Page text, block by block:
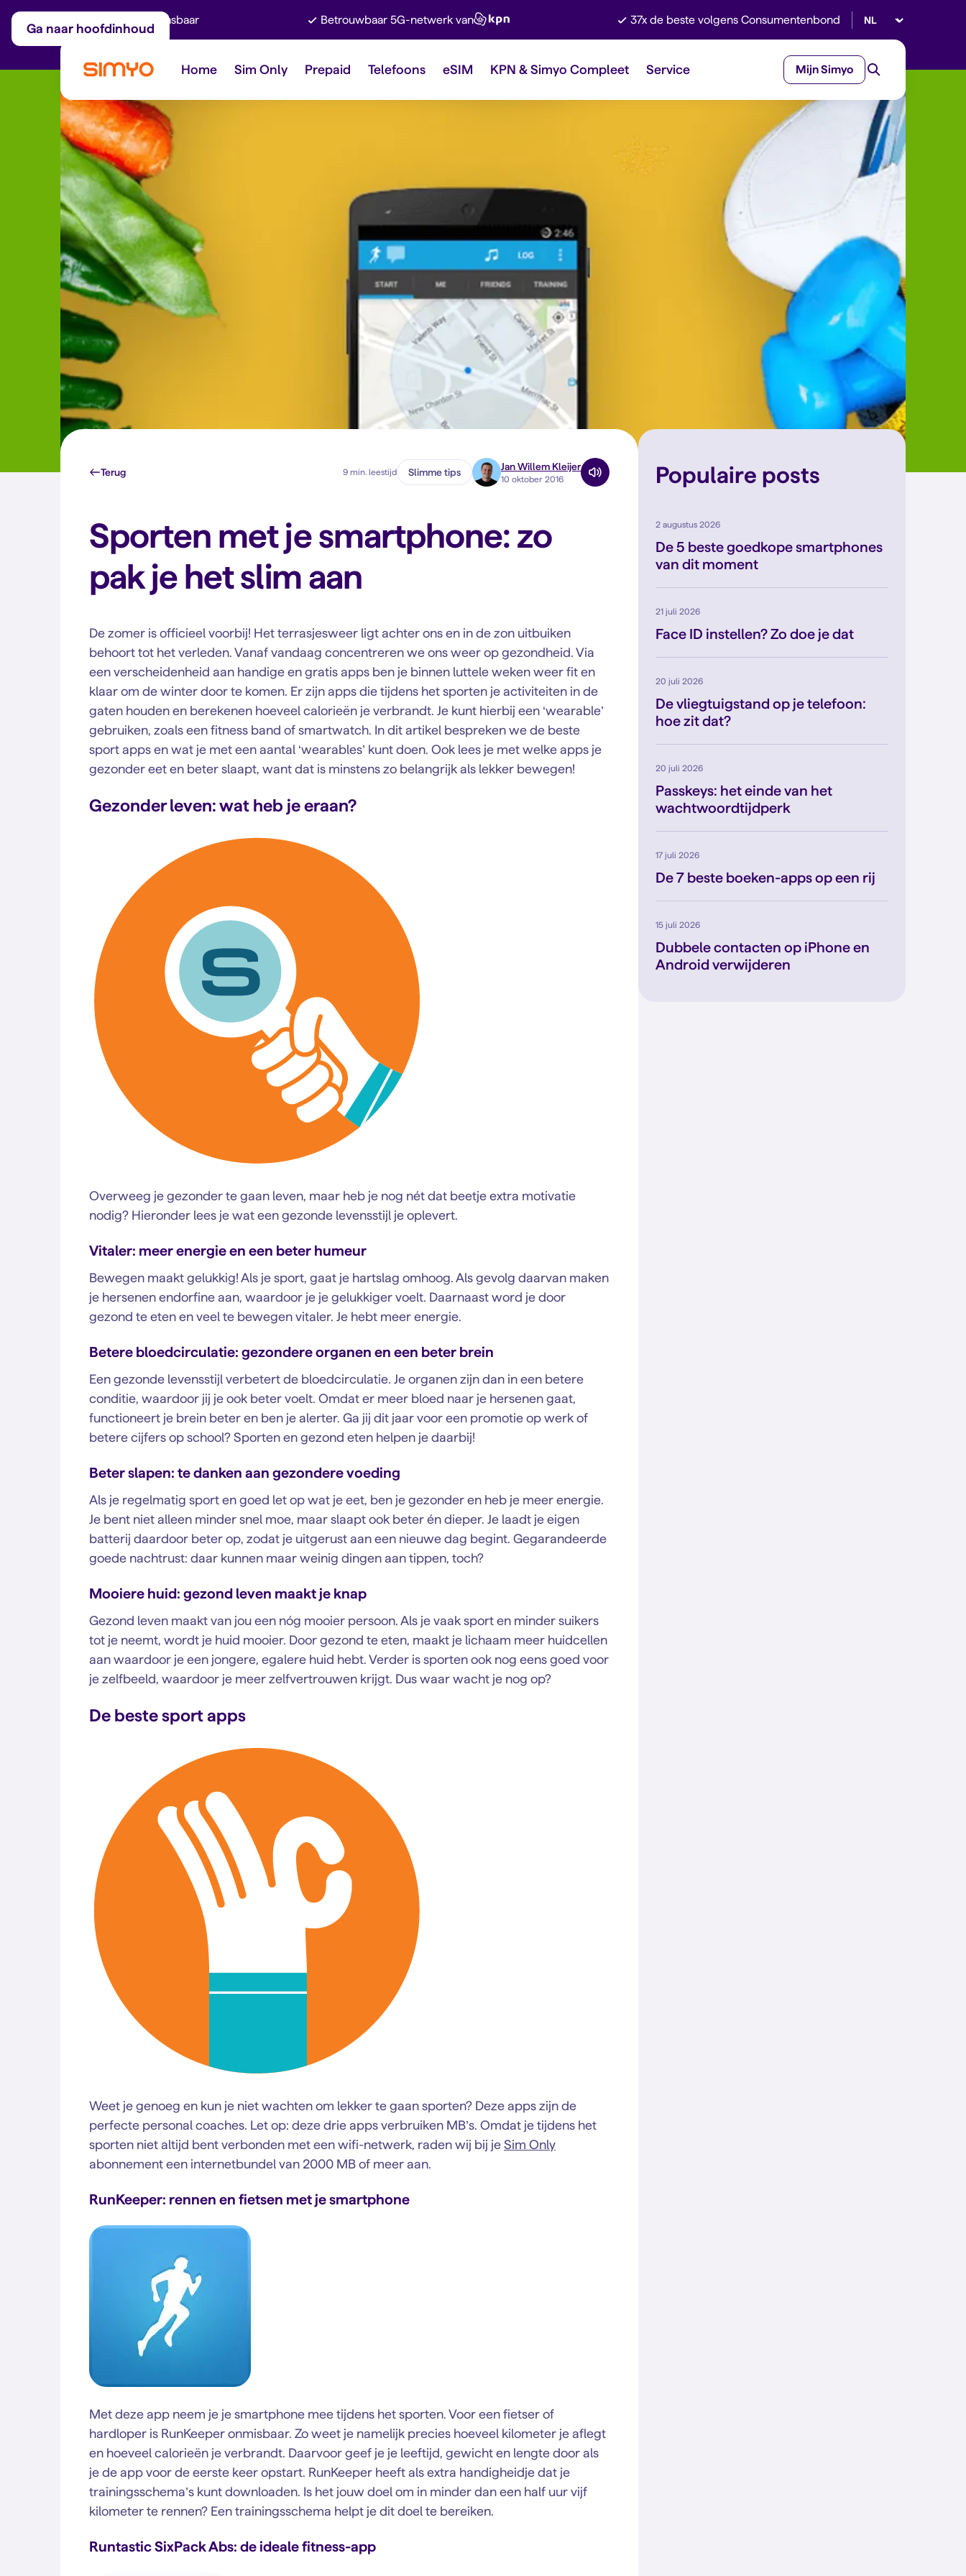
Ga naar hoofdinhoud
Maandelijks aanpasbaar Betrouwbaar 5G-netwerk van 37x de beste volgens Consumentenbond Selecteer taal
Home Sim Only Prepaid Telefoons eSIM KPN & Simyo Compleet Service Mijn Simyo
Terug 9 min. leestijd Slimme tips Jan Willem Kleijer
10 oktober 2016
Sporten met je smartphone: zo
pak je het slim aan
De zomer is officieel voorbij! Het terrasjesweer ligt achter ons en in de zon uitbuiken
behoort tot het verleden. Vanaf vandaag concentreren we ons weer op gezondheid. Via
een verscheidenheid aan handige en gratis apps ben je binnen luttele weken weer fit en
klaar om de winter door te komen. Er zijn apps die tijdens het sporten je activiteiten in de
gaten houden en berekenen hoeveel calorieën je verbrandt. Je kunt hierbij een ‘wearable’
gebruiken, zoals een fitness band of smartwatch. In dit artikel bespreken we de beste
sport apps en wat je met een aantal ‘wearables’ kunt doen. Ook lees je met welke apps je
gezonder eet en beter slaapt, want dat is minstens zo belangrijk als lekker bewegen!
Gezonder leven: wat heb je eraan?
Overweeg je gezonder te gaan leven, maar heb je nog nét dat beetje extra motivatie
nodig? Hieronder lees je wat een gezonde levensstijl je oplevert.
Vitaler: meer energie en een beter humeur
Bewegen maakt gelukkig! Als je sport, gaat je hartslag omhoog. Als gevolg daarvan maken
je hersenen endorfine aan, waardoor je je gelukkiger voelt. Daarnaast word je door
gezond te eten en veel te bewegen vitaler. Je hebt meer energie.
Betere bloedcirculatie: gezondere organen en een beter brein
Een gezonde levensstijl verbetert de bloedcirculatie. Je organen zijn dan in een betere
conditie, waardoor jij je ook beter voelt. Omdat er meer bloed naar je hersenen gaat,
functioneert je brein beter en ben je alerter. Ga jij dit jaar voor een promotie op werk of
betere cijfers op school? Sporten en gezond eten helpen je daarbij!
Beter slapen: te danken aan gezondere voeding
Als je regelmatig sport en goed let op wat je eet, ben je gezonder en heb je meer energie.
Je bent niet alleen minder snel moe, maar slaapt ook beter én dieper. Je laadt je eigen
batterij daardoor beter op, zodat je uitgerust aan een nieuwe dag begint. Gegarandeerde
goede nachtrust: daar kunnen maar weinig dingen aan tippen, toch?
Mooiere huid: gezond leven maakt je knap
Gezond leven maakt van jou een nóg mooier persoon. Als je vaak sport en minder suikers
tot je neemt, wordt je huid mooier. Door gezond te eten, maakt je lichaam meer huidcellen
aan waardoor je een jongere, egalere huid hebt. Verder is sporten ook nog eens goed voor
je zelfbeeld, waardoor je meer zelfvertrouwen krijgt. Dus waar wacht je nog op?
De beste sport apps
Weet je genoeg en kun je niet wachten om lekker te gaan sporten? Deze apps zijn de
perfecte personal coaches. Let op: deze drie apps verbruiken MB’s. Omdat je tijdens het
sporten niet altijd bent verbonden met een wifi-netwerk, raden wij bij je Sim Only
abonnement een internetbundel van 2000 MB of meer aan.
RunKeeper: rennen en fietsen met je smartphone
Met deze app neem je je smartphone mee tijdens het sporten. Voor een fietser of
hardloper is RunKeeper onmisbaar. Zo weet je namelijk precies hoeveel kilometer je aflegt
en hoeveel calorieën je verbrandt. Daarvoor geef je je leeftijd, gewicht en lengte door als
je de app voor de eerste keer opstart. RunKeeper heeft als extra handigheidje dat je
trainingsschema’s kunt downloaden. Is het jouw doel om in minder dan een half uur vijf
kilometer te rennen? Een trainingsschema helpt je dit doel te bereiken.
Runtastic SixPack Abs: de ideale fitness-app
Populaire posts
2 augustus 2026
De 5 beste goedkope smartphones
van dit moment
21 juli 2026
Face ID instellen? Zo doe je dat
20 juli 2026
De vliegtuigstand op je telefoon:
hoe zit dat?
20 juli 2026
Passkeys: het einde van het
wachtwoordtijdperk
17 juli 2026
De 7 beste boeken-apps op een rij
15 juli 2026
Dubbele contacten op iPhone en
Android verwijderen